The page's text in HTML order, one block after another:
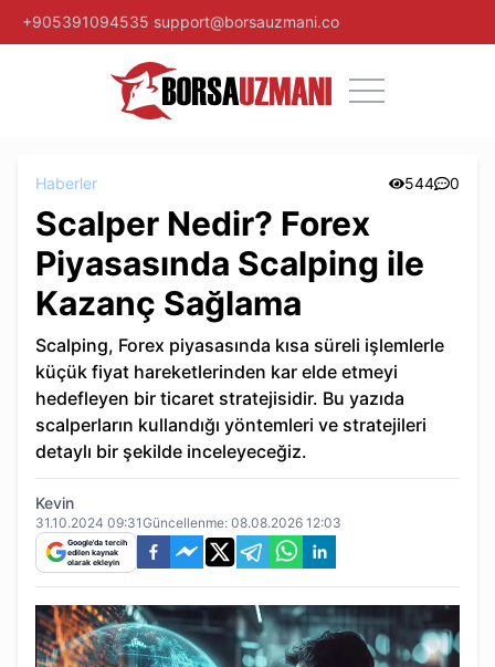
+905391094535 support@borsauzmani.co
Haberler 544 0
Scalper Nedir? Forex
Piyasasında Scalping ile
Kazanç Sağlama
Scalping, Forex piyasasında kısa süreli işlemlerle
küçük fiyat hareketlerinden kar elde etmeyi
hedefleyen bir ticaret stratejisidir. Bu yazıda
scalperların kullandığı yöntemleri ve stratejileri
detaylı bir şekilde inceleyeceğiz.
Kevin
31.10.2024 09:31Güncellenme: 08.08.2026 12:03
Google'da tercih
edilen kaynak
olarak ekleyin